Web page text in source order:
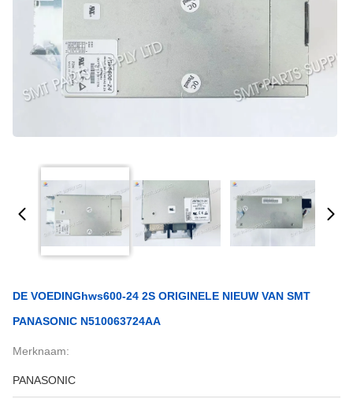
DE VOEDINGhws600-24 2S ORIGINELE NIEUW VAN SMT
PANASONIC N510063724AA
Merknaam:
PANASONIC